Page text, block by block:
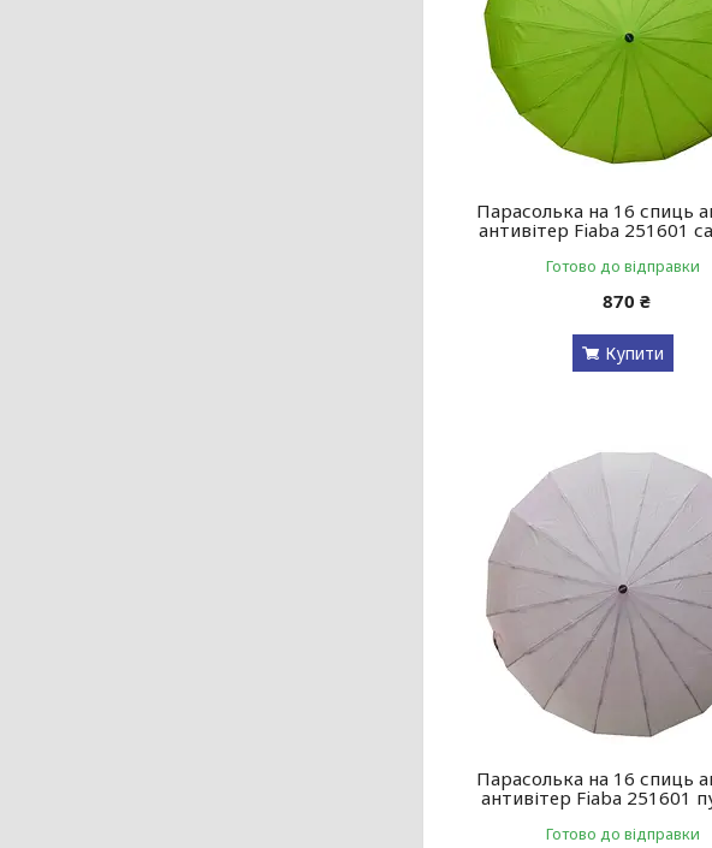
Парасолька на 16 спиць
антивітер Fiaba 251601
Готово до відправки
870 ₴
Купити
Парасолька на 16 спиць
антивітер Fiaba 251601
Готово до відправки